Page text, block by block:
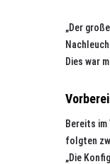
„Der
Dies war
Bereits
folgten
„Die